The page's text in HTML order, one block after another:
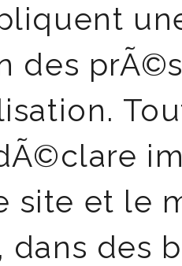
des
site et le
dans des